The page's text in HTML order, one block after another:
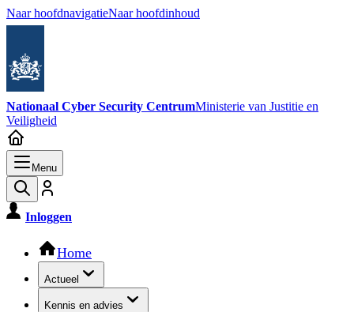
Naar hoofdnavigatieNaar hoofdinhoud
Nationaal Cyber Security CentrumMinisterie van Justitie en
Veiligheid
Menu
Inloggen
Hoofdnavigatie
Home
Actueel
Kennis en advies